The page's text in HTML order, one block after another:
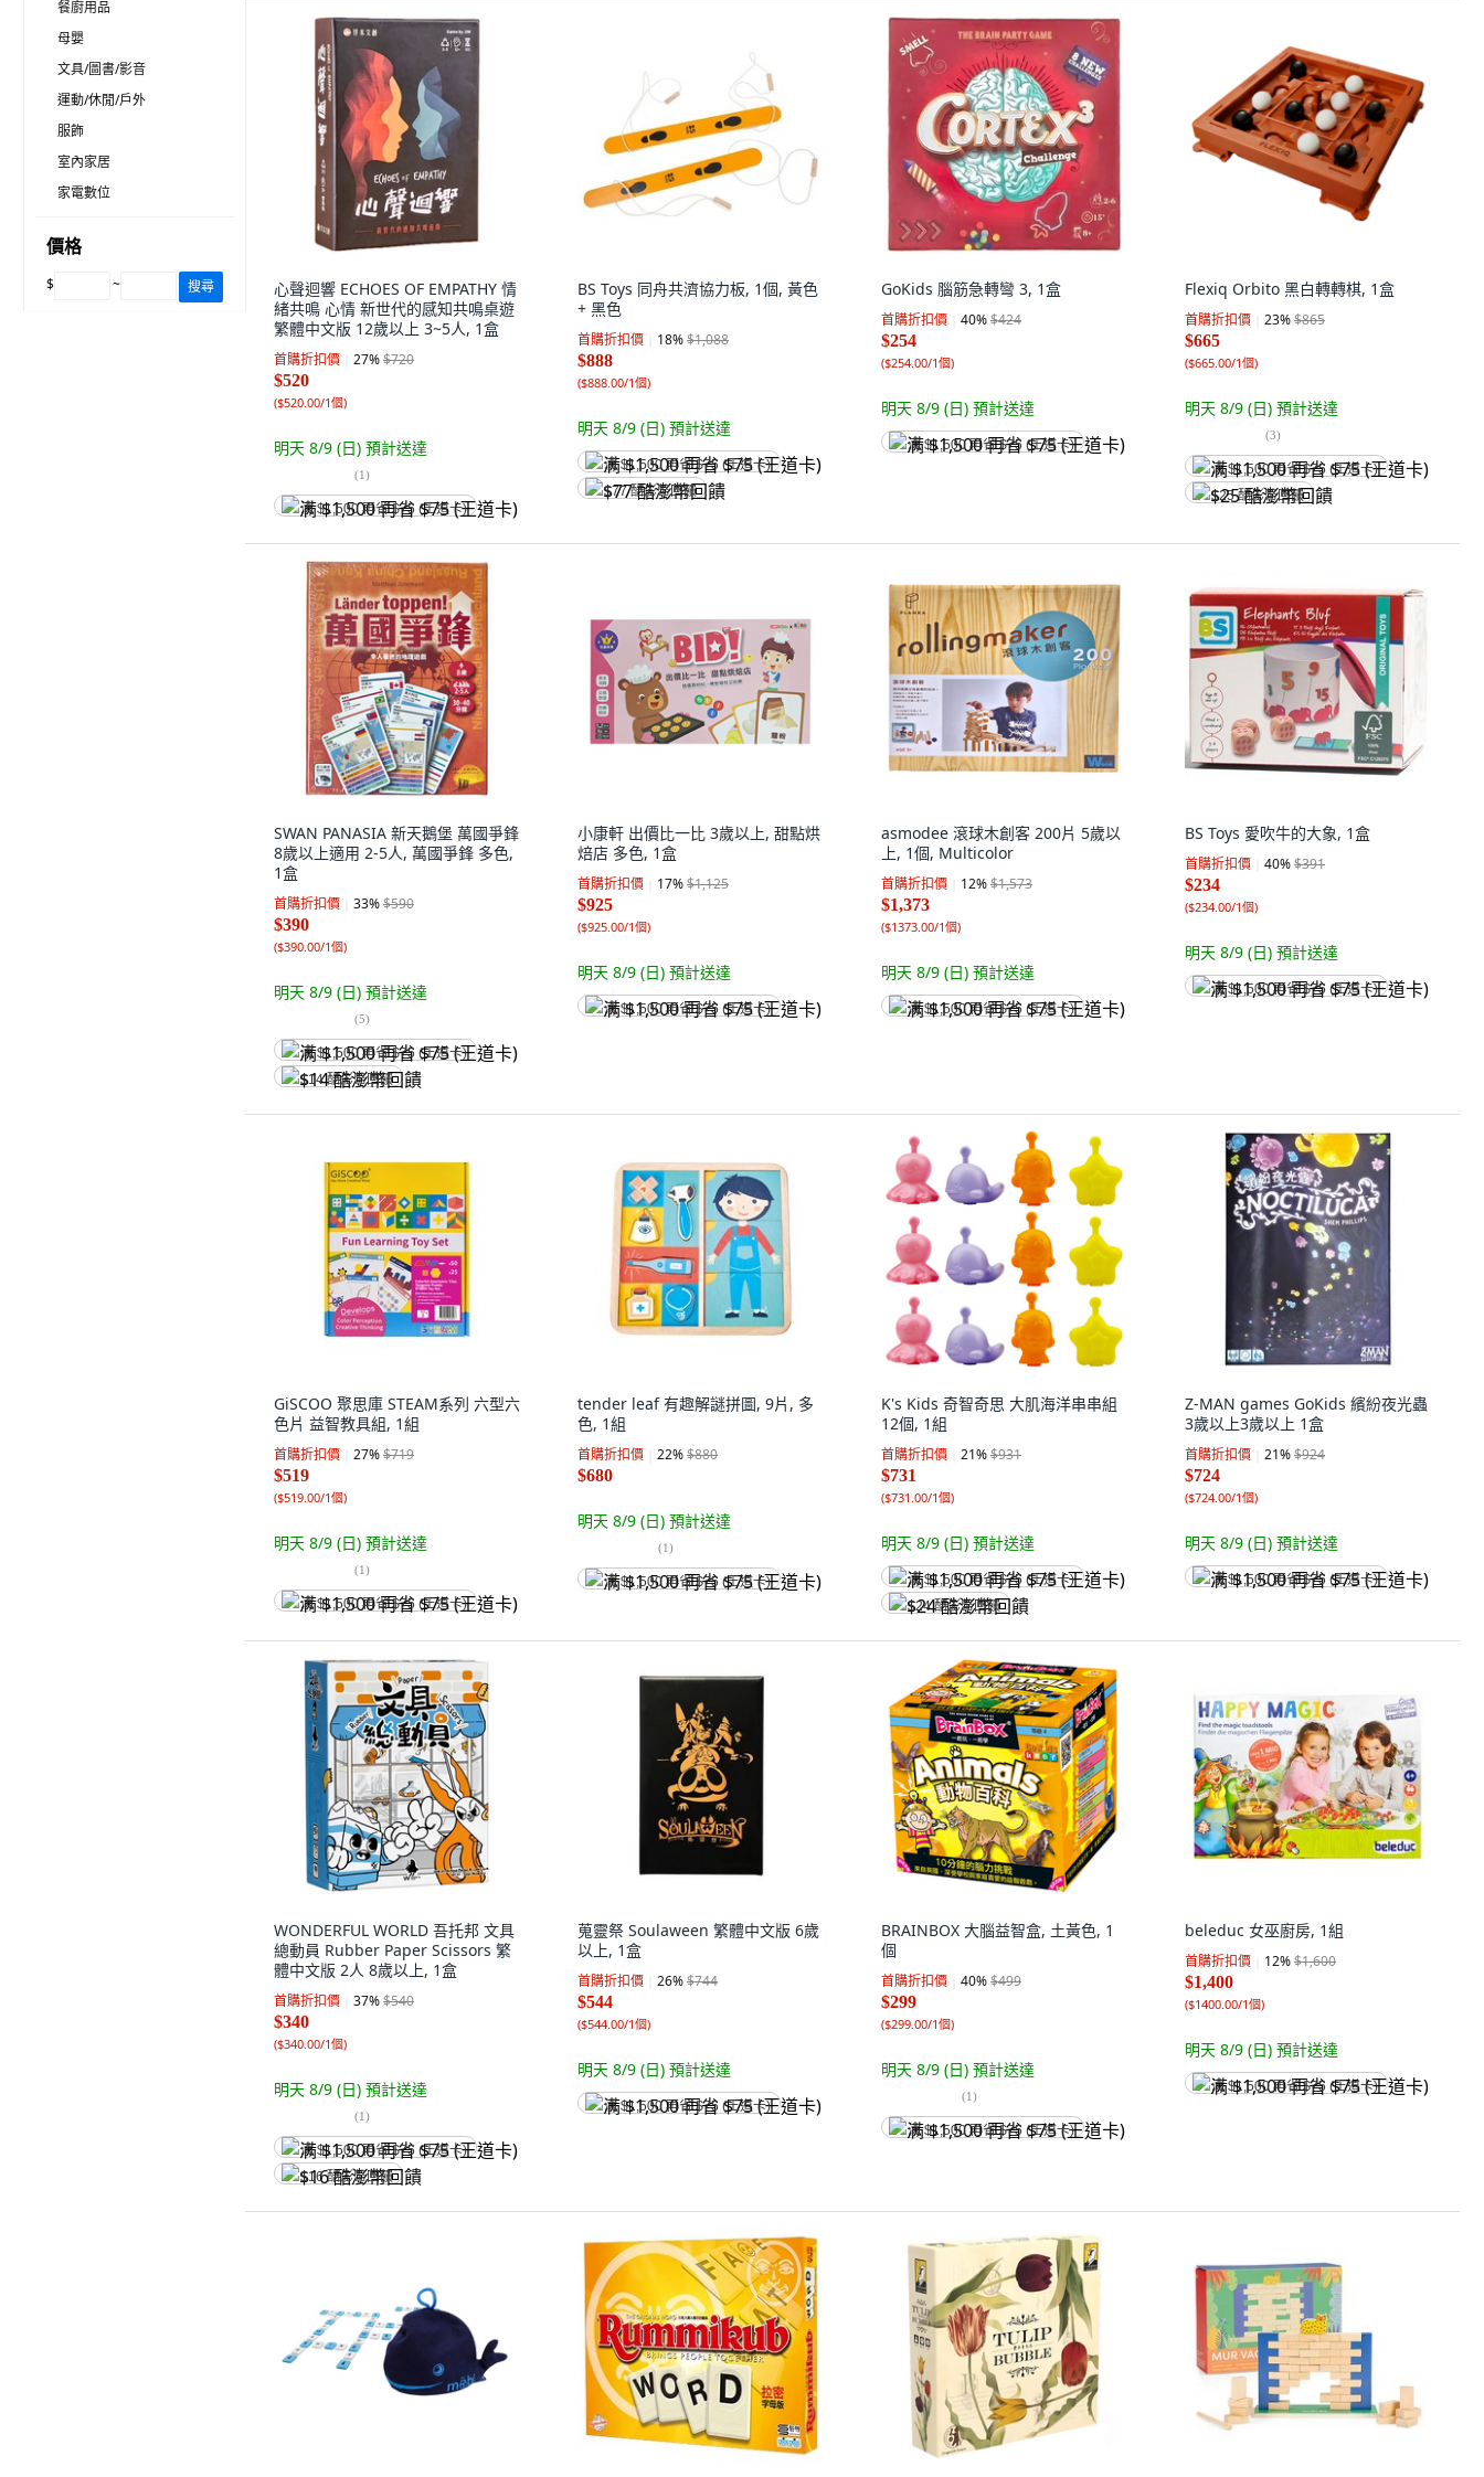
餐廚用品
母嬰
文具/圖書/影音
運動/休閒/戶外
服飾
室內家居
家電數位
價格
$ ~ 搜尋
心聲迴響 ECHOES OF EMPATHY 情
緒共鳴 心情 新世代的感知共鳴桌遊
繁體中文版 12歲以上 3~5人, 1盒
首購折扣價 27%$720
$520
($520.00/1個)
明天 8/9 (日) 預計送達
(1)
满 $1,500 再省 $75 (王道卡)
BS Toys 同舟共濟協力板, 1個, 黃色
+ 黑色
首購折扣價 18%$1,088
$888
($888.00/1個)
明天 8/9 (日) 預計送達
满 $1,500 再省 $75 (王道卡)
$77 酷澎幣回饋
GoKids 腦筋急轉彎 3, 1盒
首購折扣價 40%$424
$254
($254.00/1個)
明天 8/9 (日) 預計送達
满 $1,500 再省 $75 (王道卡)
Flexiq Orbito 黑白轉轉棋, 1盒
首購折扣價 23%$865
$665
($665.00/1個)
明天 8/9 (日) 預計送達
(3)
满 $1,500 再省 $75 (王道卡)
$25 酷澎幣回饋
SWAN PANASIA 新天鵝堡 萬國爭鋒
8歲以上適用 2-5人, 萬國爭鋒 多色,
1盒
首購折扣價 33%$590
$390
($390.00/1個)
明天 8/9 (日) 預計送達
(5)
满 $1,500 再省 $75 (王道卡)
$14 酷澎幣回饋
小康軒 出價比一比 3歲以上, 甜點烘
焙店 多色, 1盒
首購折扣價 17%$1,125
$925
($925.00/1個)
明天 8/9 (日) 預計送達
满 $1,500 再省 $75 (王道卡)
asmodee 滾球木創客 200片 5歲以
上, 1個, Multicolor
首購折扣價 12%$1,573
$1,373
($1373.00/1個)
明天 8/9 (日) 預計送達
满 $1,500 再省 $75 (王道卡)
BS Toys 愛吹牛的大象, 1盒
首購折扣價 40%$391
$234
($234.00/1個)
明天 8/9 (日) 預計送達
满 $1,500 再省 $75 (王道卡)
GiSCOO 聚思庫 STEAM系列 六型六
色片 益智教具組, 1組
首購折扣價 27%$719
$519
($519.00/1個)
明天 8/9 (日) 預計送達
(1)
满 $1,500 再省 $75 (王道卡)
tender leaf 有趣解謎拼圖, 9片, 多
色, 1組
首購折扣價 22%$880
$680
明天 8/9 (日) 預計送達
(1)
满 $1,500 再省 $75 (王道卡)
K's Kids 奇智奇思 大肌海洋串串組
12個, 1組
首購折扣價 21%$931
$731
($731.00/1個)
明天 8/9 (日) 預計送達
满 $1,500 再省 $75 (王道卡)
$24 酷澎幣回饋
Z-MAN games GoKids 繽紛夜光蟲
3歲以上3歲以上 1盒
首購折扣價 21%$924
$724
($724.00/1個)
明天 8/9 (日) 預計送達
满 $1,500 再省 $75 (王道卡)
WONDERFUL WORLD 吾托邦 文具
總動員 Rubber Paper Scissors 繁
體中文版 2人 8歲以上, 1盒
首購折扣價 37%$540
$340
($340.00/1個)
明天 8/9 (日) 預計送達
(1)
满 $1,500 再省 $75 (王道卡)
$16 酷澎幣回饋
蒐靈祭 Soulaween 繁體中文版 6歲
以上, 1盒
首購折扣價 26%$744
$544
($544.00/1個)
明天 8/9 (日) 預計送達
满 $1,500 再省 $75 (王道卡)
BRAINBOX 大腦益智盒, 土黃色, 1
個
首購折扣價 40%$499
$299
($299.00/1個)
明天 8/9 (日) 預計送達
(1)
满 $1,500 再省 $75 (王道卡)
beleduc 女巫廚房, 1組
首購折扣價 12%$1,600
$1,400
($1400.00/1個)
明天 8/9 (日) 預計送達
满 $1,500 再省 $75 (王道卡)